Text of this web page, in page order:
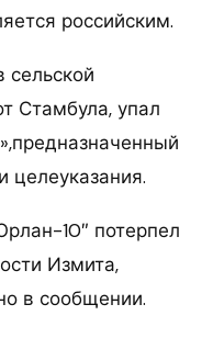
российским.
сельской
Стамбула, упал
целеуказания.
10″ потерпел
Измита,
в сообщении.